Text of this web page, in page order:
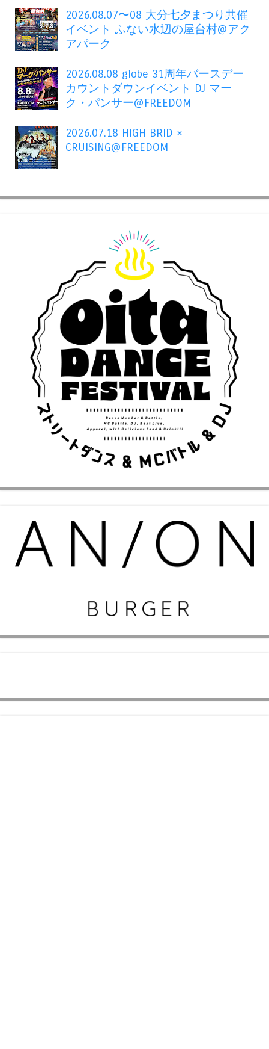
2026.08.07〜08 大分七夕まつり共催
イベント ふない水辺の屋台村@アク
アパーク
2026.08.08 globe 31周年バースデー
カウントダウンイベント DJ マー
ク・パンサー@FREEDOM
2026.07.18 HIGH BRID ×
CRUISING@FREEDOM